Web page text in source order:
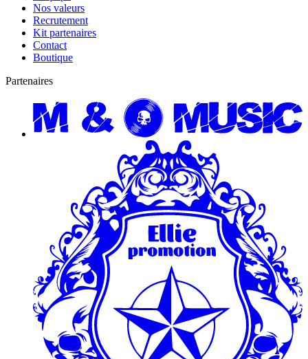
Nos valeurs
Recrutement
Kit partenaires
Contact
Boutique
Partenaires